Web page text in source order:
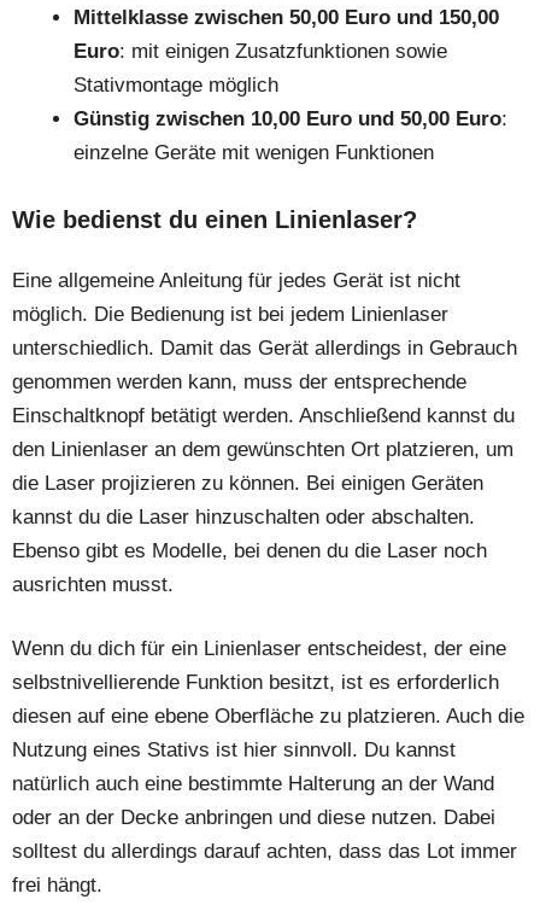
Mittelklasse zwischen 50,00 Euro und 150,00
Euro: mit einigen Zusatzfunktionen sowie
Stativmontage möglich
Günstig zwischen 10,00 Euro und 50,00 Euro:
einzelne Geräte mit wenigen Funktionen
Wie bedienst du einen Linienlaser?
Eine allgemeine Anleitung für jedes Gerät ist nicht
möglich. Die Bedienung ist bei jedem Linienlaser
unterschiedlich. Damit das Gerät allerdings in Gebrauch
genommen werden kann, muss der entsprechende
Einschaltknopf betätigt werden. Anschließend kannst du
den Linienlaser an dem gewünschten Ort platzieren, um
die Laser projizieren zu können. Bei einigen Geräten
kannst du die Laser hinzuschalten oder abschalten.
Ebenso gibt es Modelle, bei denen du die Laser noch
ausrichten musst.
Wenn du dich für ein Linienlaser entscheidest, der eine
selbstnivellierende Funktion besitzt, ist es erforderlich
diesen auf eine ebene Oberfläche zu platzieren. Auch die
Nutzung eines Stativs ist hier sinnvoll. Du kannst
natürlich auch eine bestimmte Halterung an der Wand
oder an der Decke anbringen und diese nutzen. Dabei
solltest du allerdings darauf achten, dass das Lot immer
frei hängt.